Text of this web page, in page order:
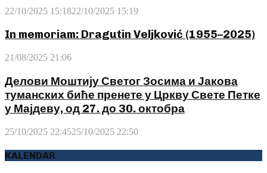
22/10/2025 15:1822/10/2025 15:19
In memoriam: Dragutin Veljković (1955–2025)
21/08/2025 21:06
Делови Моштију Светог Зосима и Јакова
туманских биће пренете у Цркву Свете Петке
у Мајдеву, од 27. до 30. октобра
25/10/2025 22:4525/10/2025 22:50
KALENDAR